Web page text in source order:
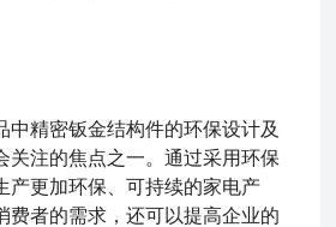
中精密钣金结构件的环保设计及
关注的焦点之一。通过采用环保
产更加环保、可持续的家电产
费者的需求，还可以提高企业的